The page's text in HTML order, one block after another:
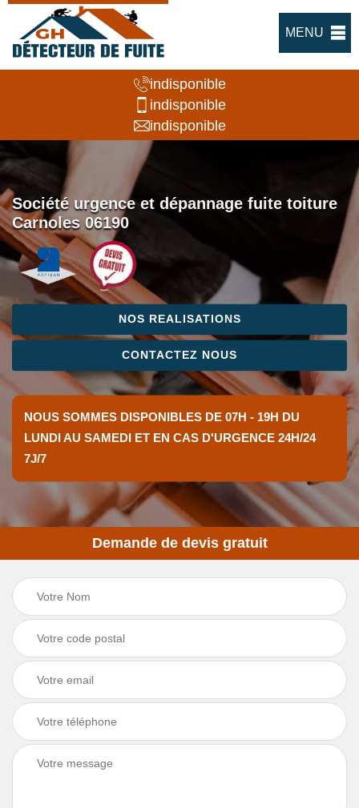
MENU
indisponible
indisponible
indisponible
Société urgence et dépannage fuite toiture
Carnoles 06190
NOS REALISATIONS
CONTACTEZ NOUS
NOUS SOMMES DISPONIBLES DE 07H - 19H DU
LUNDI AU SAMEDI ET EN CAS D'URGENCE 24H/24
7J/7
Demande de devis gratuit